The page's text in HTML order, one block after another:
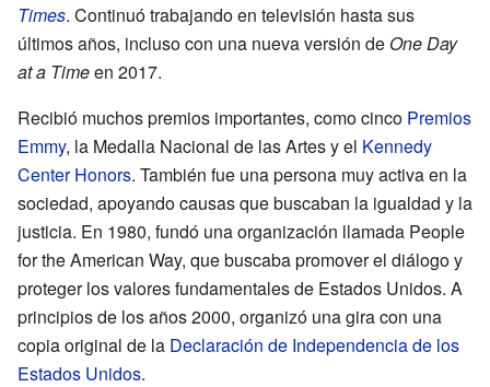
Times. Continuó trabajando en televisión hasta sus
últimos años, incluso con una nueva versión de One Day
at a Timeen 2017.
Recibió muchos premios importantes, como cinco Premios
Emmy, la Medalla Nacional de las Artes y el Kennedy
Center Honors. También fue una persona muy activa en la
sociedad, apoyando causas que buscaban la igualdad y la
justicia. En 1980, fundó una organización llamada People
for the American Way, que buscaba promover el diálogo y
proteger los valores fundamentales de Estados Unidos. A
principios de los años 2000, organizó una gira con una
copia original de la Declaración de Independencia de los
Estados Unidos.